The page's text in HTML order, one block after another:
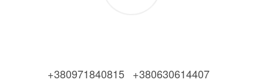
+380971840815 +380630614407